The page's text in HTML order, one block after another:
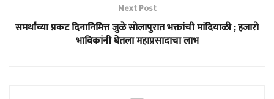
Next Post
समर्थांच्या प्रकट दिनानिमित्त जुळे सोलापुरात भक्तांची मांदियाळी ; हजारो
भाविकांनी घेतला महाप्रसादाचा लाभ